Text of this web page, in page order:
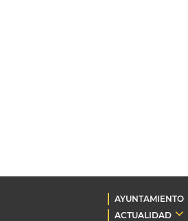
AYUNTAMIENTO
ACTUALIDAD